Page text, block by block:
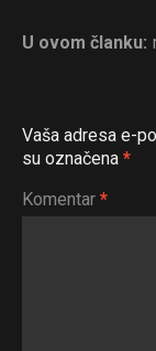
U ovom članku:
Vaša adresa e-
su označena *
Komentar *